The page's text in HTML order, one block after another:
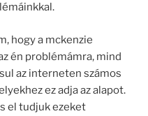
hogy a mckenzie
én problémámra, mind
az interneten számos
ez adja az alapot.
el tudjuk ezeket